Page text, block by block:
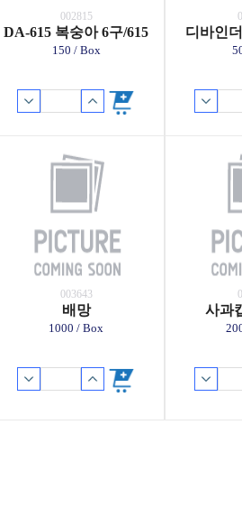
002815
DA-615 복숭아 6구/615
150 / Box
디바인
003643
배망
1000 / Box
사과